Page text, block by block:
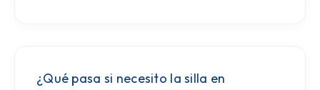
¿Qué pasa si necesito la silla en